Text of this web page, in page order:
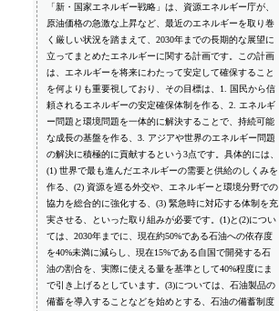
「新・国家エネルギー戦略」は、資源エネルギー庁が、
原油価格の急激な上昇など、最近のエネルギーを取り巻
く厳しい状況を踏まえて、2030年までの長期的な展望に
立ってまとめたエネルギーに関する計画です。この計画
は、エネルギーを将来にわたって安定して確保すること
を何よりも重要視しており、その目標は、1. 国民から信
頼されるエネルギーの安定確保体制を作る、2. エネルギ
ー問題と環境問題を一体的に解決することで、持続可能
な成長の基盤を作る、3. アジアや世界のエネルギー問題
の解決に積極的に貢献するという3点です。具体的には、
(1) 世界で最も進んだエネルギーの需要と供給のしくみを
作る、(2) 資源を巡る外交や、エネルギーと環境分野での
協力を総合的に強化する、(3) 緊急時に対応する体制を充
実させる、といった取り組みが必要です。(1)と(2)につい
ては、2030年までに、現在約50%である石油への依存度
を40%未満に減らし、現在15%である自国で開発する石
油の割合を、実際に使える量を基準として40%程度にま
で引き上げるとしています。(3)については、石油製品の
備蓄を導入することなどを始めとする、石油の備蓄制度